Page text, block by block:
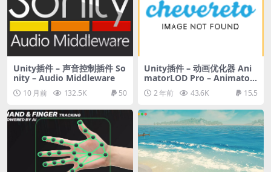
Unity插件 – 声音控制插件 So
nity – Audio Middleware
10 月前 132.5K 50
Unity插件 – 动画优化器 Ani
matorLOD Pro – Animator
Optimizer
2 年前 43.6K 15.5